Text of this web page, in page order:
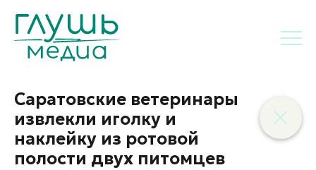
Саратовские ветеринары
извлекли иголку и
наклейку из ротовой
полости двух питомцев